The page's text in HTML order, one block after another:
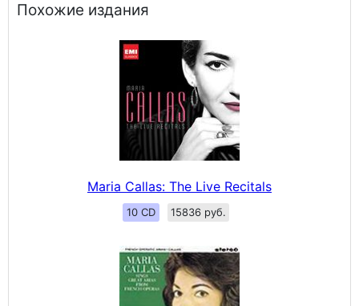
Похожие издания
Maria Callas: The Live Recitals
10 CD 15836 руб.